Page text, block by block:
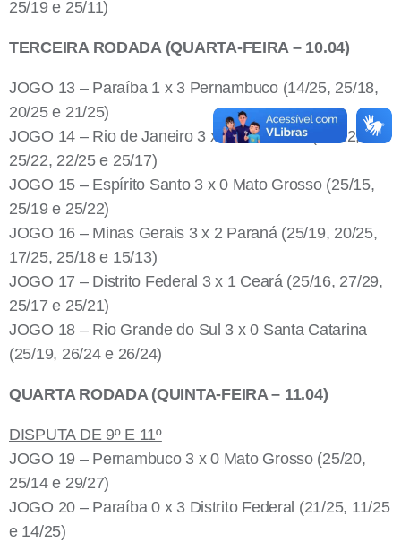
25/19 e 25/11)
TERCEIRA RODADA (QUARTA-FEIRA – 10.04)
JOGO 13 – Paraíba 1 x 3 Pernambuco (14/25, 25/18,
20/25 e 21/25)
JOGO 14 – Rio de Janeiro 3 x 1 São Paulo (25/22,
25/22, 22/25 e 25/17)
JOGO 15 – Espírito Santo 3 x 0 Mato Grosso (25/15,
25/19 e 25/22)
JOGO 16 – Minas Gerais 3 x 2 Paraná (25/19, 20/25,
17/25, 25/18 e 15/13)
JOGO 17 – Distrito Federal 3 x 1 Ceará (25/16, 27/29,
25/17 e 25/21)
JOGO 18 – Rio Grande do Sul 3 x 0 Santa Catarina
(25/19, 26/24 e 26/24)
QUARTA RODADA (QUINTA-FEIRA – 11.04)
DISPUTA DE 9º E 11º
JOGO 19 – Pernambuco 3 x 0 Mato Grosso (25/20,
25/14 e 29/27)
JOGO 20 – Paraíba 0 x 3 Distrito Federal (21/25, 11/25
e 14/25)